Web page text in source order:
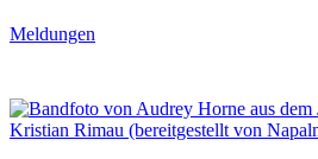
Meldungen